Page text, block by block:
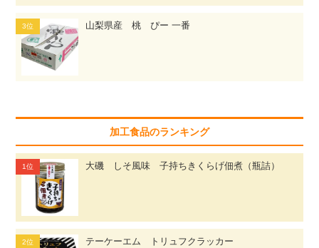
山梨県産 桃 ぴー 一番
加工食品のランキング
大磯 しそ風味 子持ちきくらげ佃煮（瓶詰）
テーケーエム トリュフクラッカー